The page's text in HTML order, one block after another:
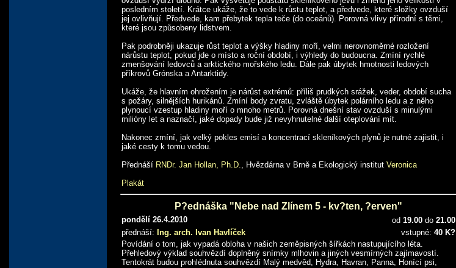
posledním století. Krátce ukáže, že to vede k růstu teplot, a předvede, které složky ovzduší
jej ovlivňují. Předvede, kam přebytek tepla teče (do oceánů). Porovná vlivy přírodní s těmi,
které jsou způsobeny lidstvem.
Pak podrobněji ukazuje růst teplot a výšky hladiny moří, velmi nerovnoměrné rozložení
nárůstu teplot, pokud jde o místo a roční období, i výhledy do budoucna. Zmíní rychlé
zmenšování ledovců a arktického mořského ledu. Dále pak úbytek hmotnosti ledových
příkrovů Grónska a Antarktidy.
Ukáže, že hlavním ohrožením je nárůst extrémů: příliš prudkých srážek, veder, období sucha
s požáry, silnějších hurikánů. Zmíní body zvratu, zvláště úbytek polárního ledu a z něho
plynoucí vzestup hladiny moří o mnoho metrů. Porovná dnešní stav ovzduší s minulými
milióny let a naznačí, jaké dopady bude již nevyhnutelné další oteplování mít.
Nakonec zmíní, jak velký pokles emisí a koncentrací skleníkových plynů je nutné zajistit, i
jaké cesty k tomu vedou.
Přednáší RNDr. Jan Hollan, Ph.D. , Hvězdárna v Brně a Ekologický institut Veronica
Plakát
P?ednáška "Nebe nad Zlínem 5 - kv?ten, ?erven"
pondělí 26.4.2010 od 19.00 do 21.00
přednáší: Ing. arch. Ivan Havlíček vstupné: 40 K?
Povídání o tom, jak vypadá obloha v našich zeměpisných šířkách nastupujícího léta.
Přehledový výklad souhvězdí doplněný snímky mlhovin a jiných vesmírných zajímavostí.
Tentokrát budou prohlédnuta souhvězdí Malý medvěd, Hydra, Havran, Panna, Honící psi,